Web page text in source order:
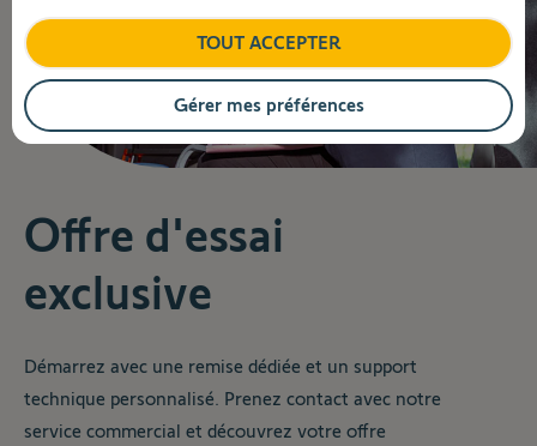
Offre d'essai
exclusive
Démarrez avec une remise dédiée et un support
technique personnalisé. Prenez contact avec notre
service commercial et découvrez votre offre
TOUT ACCEPTER
Gérer mes préférences